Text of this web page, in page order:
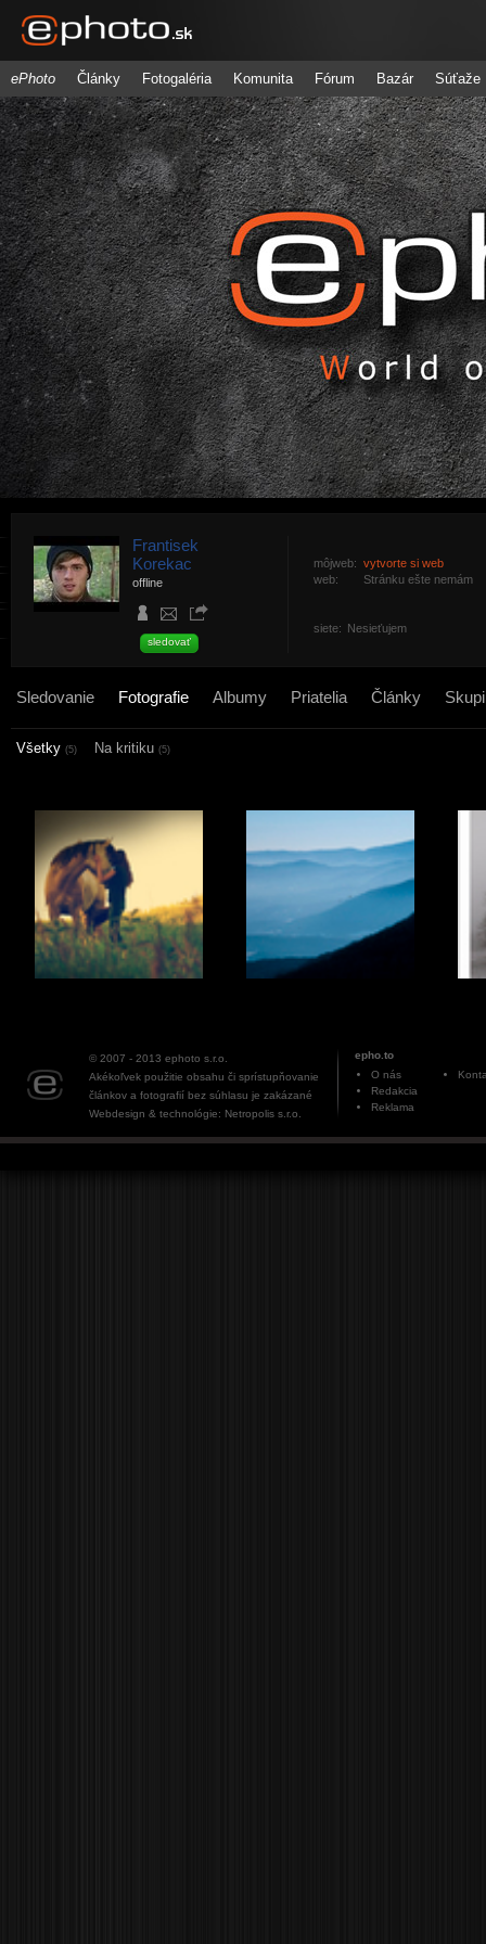
ePhoto Články Fotogaléria Komunita Fórum Bazár Súťaže
Frantisek
Korekac
offline
sledovať
môjweb: vytvorte si web
web:
Stránku ešte nemám
siete: Nesieťujem
Sledovanie Fotografie Albumy Priatelia Články
Všetky (5) Na kritiku (5)
© 2007 - 2013 ephoto s.r.o.
Akékoľvek použitie obsahu či sprístupňovanie
článkov a fotografií bez súhlasu je zakázané
Webdesign & technológie: Netropolis s.r.o.
epho.to
O nás
Redakcia
Reklama